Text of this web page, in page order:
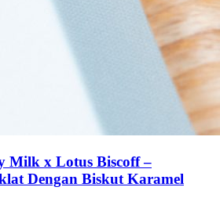
Milk x Lotus Biscoff –
Dengan Biskut Karamel